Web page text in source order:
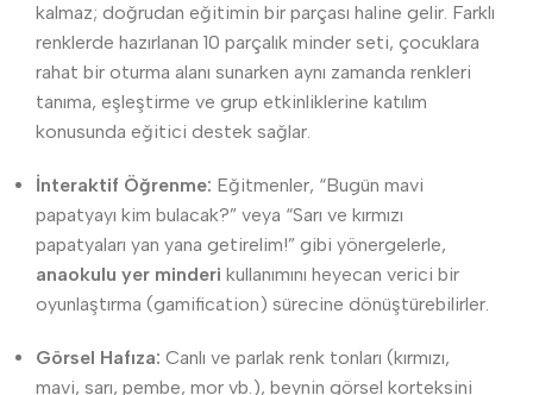
kalmaz; doğrudan eğitimin bir parçası haline gelir. Farklı
renklerde hazırlanan 10 parçalık minder seti, çocuklara
rahat bir oturma alanı sunarken aynı zamanda renkleri
tanıma, eşleştirme ve grup etkinliklerine katılım
konusunda eğitici destek sağlar.
İnteraktif Öğrenme: Eğitmenler, “Bugün mavi
papatyayı kim bulacak?” veya “Sarı ve kırmızı
papatyaları yan yana getirelim!” gibi yönergelerle,
anaokulu yer minderi kullanımını heyecan verici bir
oyunlaştırma (gamification) sürecine dönüştürebilirler.
Görsel Hafıza: Canlı ve parlak renk tonları (kırmızı,
mavi, sarı, pembe, mor vb.), beynin görsel korteksini